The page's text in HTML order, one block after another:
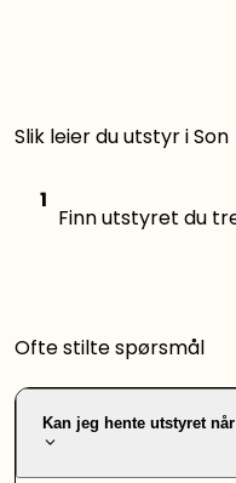
Slik leier du utstyr i Son
1
Finn utstyret du
Ofte stilte spørsmål
Kan jeg hente utstyret